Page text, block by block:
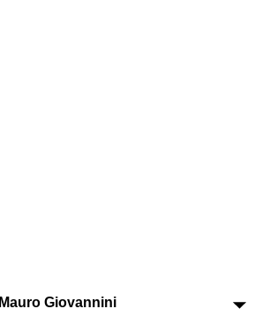
Mauro Giovannini